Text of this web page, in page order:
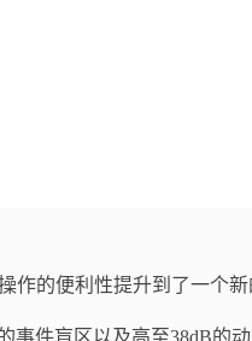
的便利性提升到了一个新
事件盲区以及高至38dB的